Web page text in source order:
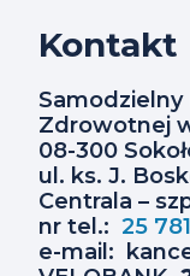
w
Kontakt
Samodzielny
Zdrowotnej
08-300
ul. ks. J.
Centrala –
nr tel.: 25
e-mail: